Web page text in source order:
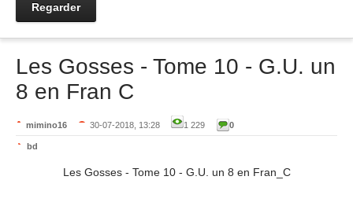
Regarder
Les Gosses - Tome 10 - G.U. un
8 en Fran C
mimino16 30-07-2018, 13:28 1 229 0
bd
Les Gosses - Tome 10 - G.U. un 8 en Fran_C